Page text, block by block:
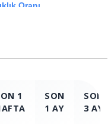
Oranı
1
SON
1 AY
SON
3 AY